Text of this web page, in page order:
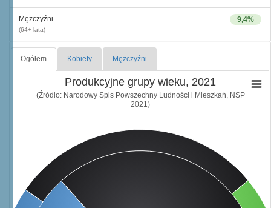
9,4%
Mężczyźni
(64+ lata)
Ogółem Kobiety Mężczyźni
Produkcyjne grupy wieku, 2021
(Źródło: Narodowy Spis Powszechny Ludności i Mieszkań, NSP
2021)